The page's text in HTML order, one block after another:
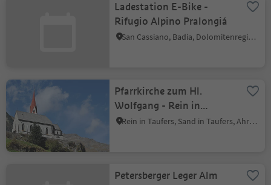
Ladestation E-Bike -
Rifugio Alpino Pralongiá
San Cassiano, Badia, Dolomitenregion Alta Badia
Pfarrkirche zum Hl.
Wolfgang - Rein in
Taufers
Rein in Taufers, Sand in Taufers, Ahrntal
Petersberger Leger Alm